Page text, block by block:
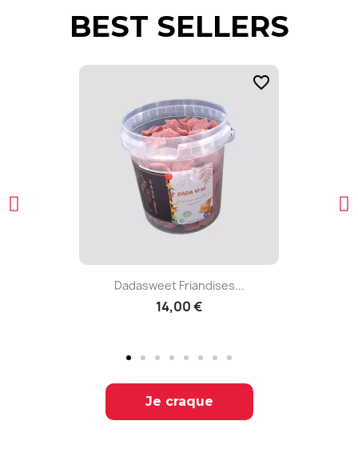
BEST SELLERS
Dadasweet Friandises...
14,00 €
favorite_border
Je craque